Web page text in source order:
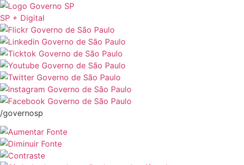
SP + Digital
/governosp